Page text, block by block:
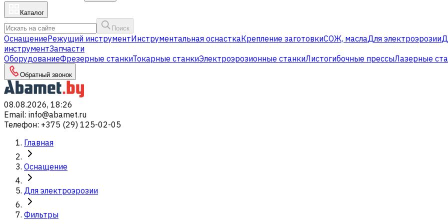
Каталог
Поиск
ОснащениеРежущий инструментИнструментальная оснасткаКрепление заготовкиСОЖ, маслаДля электроэрозии
инструментЗапчасти
ОборудованиеФрезерные станкиТокарные станкиЭлектроэрозионные станкиЛистогибочные прессыЛазерные
Обратный звонок
08.08.2026, 18:26
Email: info@abamet.ru
Телефон: +375 (29) 125-02-05
Главная
Оснащение
Для электроэрозии
Фильтры